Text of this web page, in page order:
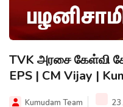
TVK அரசை கேள்வி
EPS | CM Vijay |
Kumudam Team 23